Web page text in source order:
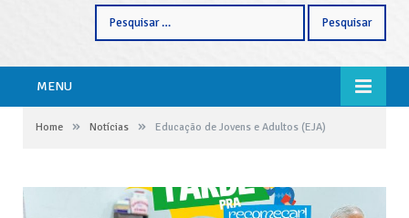
MENU
Home » Notícias » Educação de Jovens e Adultos (EJA)